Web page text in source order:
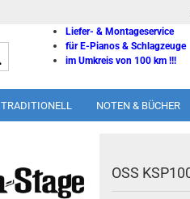
Liefer- & Montageservice
für E-Pianos & Schlagzeuge
im Umkreis von 100 km !!!
TRADITIONELL NOTEN & BÜCHER
OSS